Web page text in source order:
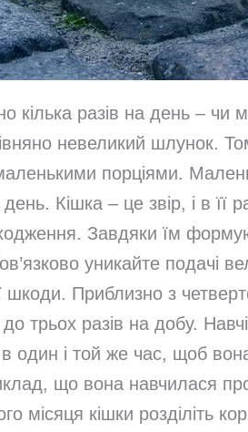
кілька разів на день –
невеликий шлунок.
порціями.
Кішка – це звір, і в її
Завдяки їм
уникайте подачі
Приблизно з
трьох разів на добу.
один і той же час, щоб
що вона навчилася
місяця кішки розділіть